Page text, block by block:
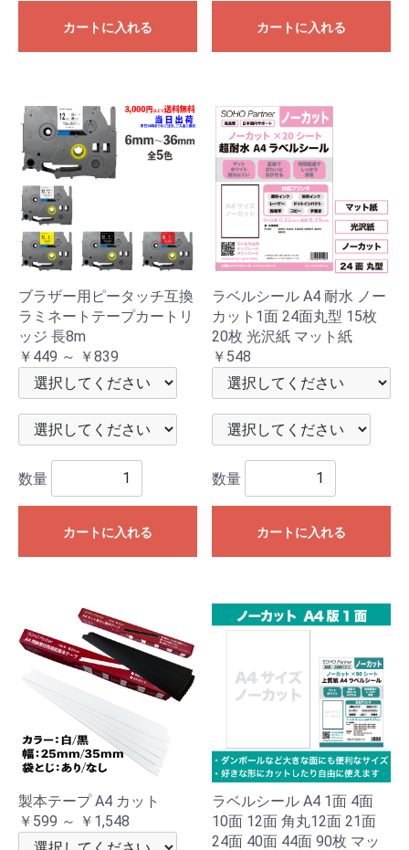
カートに入れる カートに入れる
ブラザー用ピータッチ互換
ラミネートテープカートリ
ッジ 長8m
￥449 ～ ￥839
数量
カートに入れる
ラベルシール A4 耐水 ノー
カット1面 24面丸型 15枚
20枚 光沢紙 マット紙
￥548
数量
カートに入れる
製本テープ A4 カット
￥599 ～ ￥1,548
ラベルシール A4 1面 4面
10面 12面 角丸12面 21面
24面 40面 44面 90枚 マッ